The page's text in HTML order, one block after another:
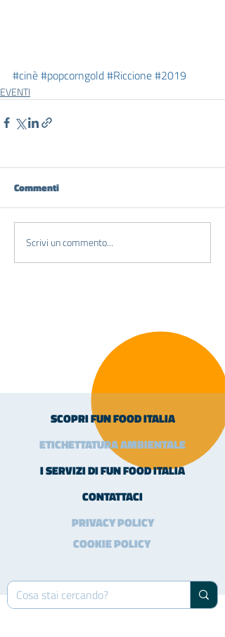
#cinè#popcorngold#Riccione#2019
EVENTI
Commenti
Scrivi un commento...
SCOPRI FUN FOOD ITALIA
ETICHETTATURA AMBIENTALE
I SERVIZI DI FUN FOOD ITALIA
CONTATTACI
PRIVACY POLICY
COOKIE POLICY